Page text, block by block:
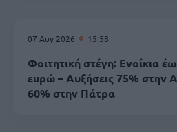
07 Αυγ 2026 15:58
Φοιτητική στέγη: Ενοίκια
ευρώ – Αυξήσεις 75% στην
60% στην Πάτρα